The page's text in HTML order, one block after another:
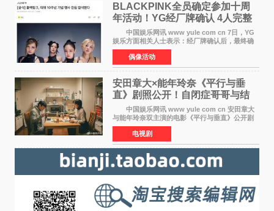
BLACKPINK全员确定参加十周
年活动！YG经厂牌确认 4人完整
体合体成行
中国娱乐网讯 www yule com cn 7日，YG
娱乐方面相关人士表示：经厂牌确认后，最终确
定4名成员均将出席。YG方面最终确认了智秀、
JENNIE、ROS&Eacute;、LISA四位
BLACKPINK成员全员出席，使组
偶像活动
安田章大×能年玲奈《平行与垂
直》剧照公开！自闭症哥哥与结
婚前夕妹妹直面未来
中国娱乐网讯 www yule com cn 安田章大
与能年玲奈双主演的电影《平行与垂直》公开剧
照，该片将于8月28日上映。 本片围绕患有自
闭症谱系障碍的哥哥大贵（安田章大 饰）与即将
结婚的妹妹
电视剧